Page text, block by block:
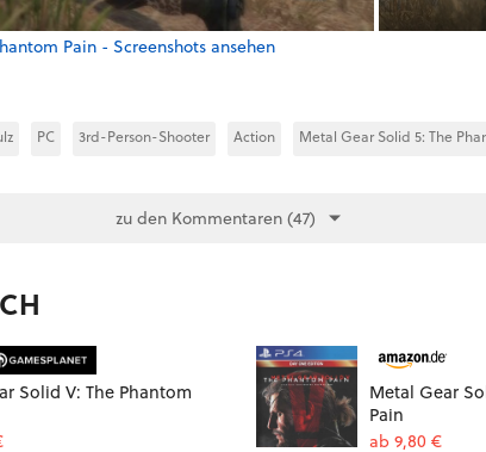
Pain - Screenshots ansehen
PC 3rd-Person-Shooter Action Metal Gear Solid 5: The
zu den Kommentaren (47)
Solid V: The Phantom
Metal Gear
Pain
ab 9,80 €